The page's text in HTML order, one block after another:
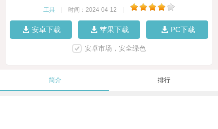
工具 时间：2024-04-12
安卓下载 苹果下载 PC下载
安卓市场，安全绿色
简介 排行